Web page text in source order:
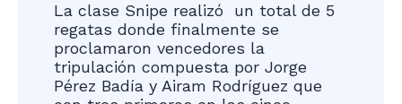
La clase Snipe realizó un total de 5
regatas donde finalmente se
proclamaron vencedores la
tripulación compuesta por Jorge
Pérez Badía y Airam Rodríguez que